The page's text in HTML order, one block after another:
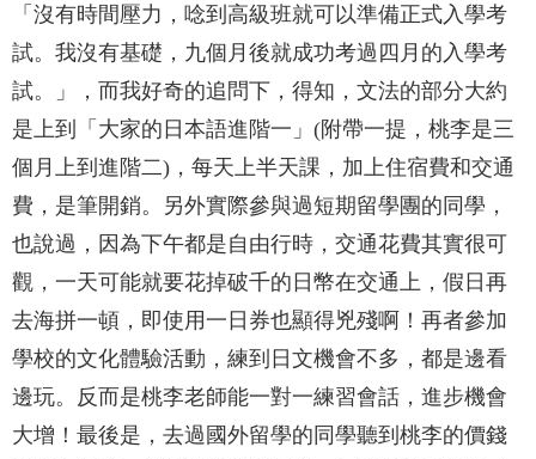
「沒有時間壓力，唸到高級班就可以準備正式入學考
試。我沒有基礎，九個月後就成功考過四月的入學考
試。」，而我好奇的追問下，得知，文法的部分大約
是上到「大家的日本語進階一」(附帶一提，桃李是三
個月上到進階二)，每天上半天課，加上住宿費和交通
費，是筆開銷。另外實際參與過短期留學團的同學，
也說過，因為下午都是自由行時，交通花費其實很可
觀，一天可能就要花掉破千的日幣在交通上，假日再
去海拼一頓，即使用一日券也顯得兇殘啊！再者參加
學校的文化體驗活動，練到日文機會不多，都是邊看
邊玩。反而是桃李老師能一對一練習會話，進步機會
大增！最後是，去過國外留學的同學聽到桃李的價錢